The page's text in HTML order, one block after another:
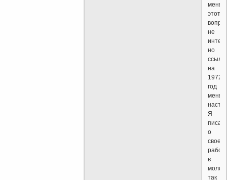
меня
этот
не
но
на
1972
год
меня
Я
писал
о
своей
в
так